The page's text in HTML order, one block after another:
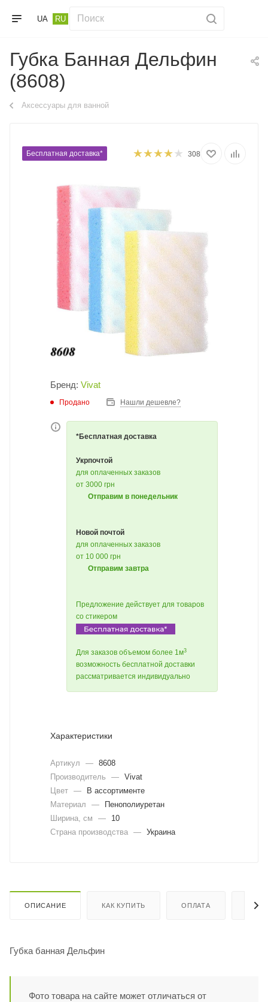
UA RU
Губка Банная Дельфин
(8608)
Аксессуары для ванной
Бесплатная доставка* 308
Бренд: Vivat
Продано Нашли дешевле?
*Бесплатная доставка
Укрпочтой
для оплаченных заказов
от 3000 грн
Отправим в понедельник
Новой почтой
для оплаченных заказов
от 10 000 грн
Отправим завтра
Предложение действует для товаров
со стикером
Для заказов объемом более 1м3
возможность бесплатной доставки
рассматривается индивидуально
Характеристики
Артикул — 8608
Производитель
— Vivat
Цвет —
В ассортименте
Материал
—
Пенополиуретан
Ширина, cм
—
10
Страна производства — Украина
ОПИСАНИЕ КАК КУПИТЬ ОПЛАТА
Губка банная Дельфин
Фото товара на сайте может отличаться от